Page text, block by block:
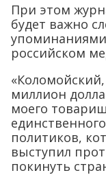
При этом
будет важно
российском
«Коломойский,
миллион
моего
политиков,
выступил
покинуть